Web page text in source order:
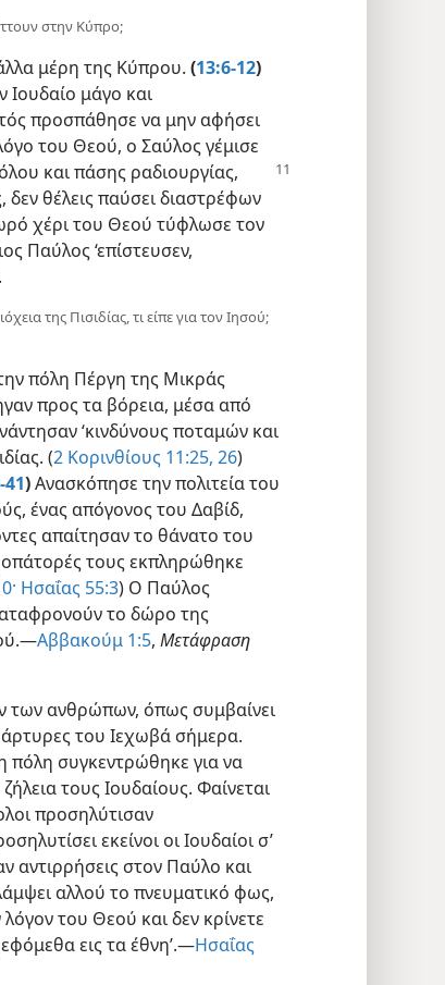
στην Κύπρο;
μέρη της Κύπρου. (13:6-12)
Ιουδαίο μάγο και
προσπάθησε να μην αφήσει
του Θεού, ο Σαύλος γέμισε
και πάσης ραδιουργίας,
θέλεις παύσει διαστρέφων
χέρι του Θεού τύφλωσε τον
Παύλος ‘επίστευσεν,
της Πισιδίας, τι είπε για τον Ιησού;
πόλη Πέργη της Μικράς
προς τα βόρεια, μέσα από
‘κινδύνους ποταμών και
(2 Κορινθίους 11:25, 26)
)Ανασκόπησε την πολιτεία του
ένας απόγονος του Δαβίδ,
απαίτησαν το θάνατο του
τους εκπληρώθηκε
Ησαΐας 55:3) Ο Παύλος
το δώρο της
Αββακούμ 1:5, Μετάφραση
των ανθρώπων, όπως συμβαίνει
του Ιεχωβά σήμερα.
πόλη συγκεντρώθηκε για να
τους Ιουδαίους. Φαίνεται
προσηλύτισαν
εκείνοι οι Ιουδαίοι σ’
αντιρρήσεις στον Παύλο και
αλλού το πνευματικό φως,
του Θεού και δεν κρίνετε
εις τα έθνη’.—Ησαΐας